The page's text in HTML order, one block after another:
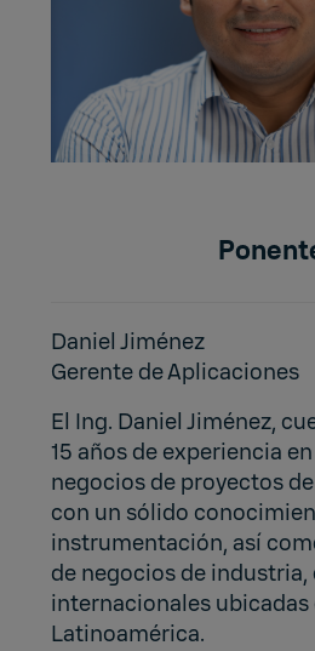
Daniel Jiménez
Gerente de Aplicaciones
El Ing. Daniel Jiménez,
15 años de experiencia
negocios de proyectos
con un sólido
instrumentación, así
de negocios de industria,
internacionales ubicadas
Latinoamérica.